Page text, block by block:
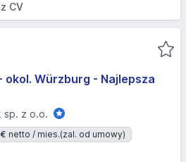
CV
okol. Würzburg - Najlepsza
sp. z o.o.
netto / mies.(zal. od umowy)